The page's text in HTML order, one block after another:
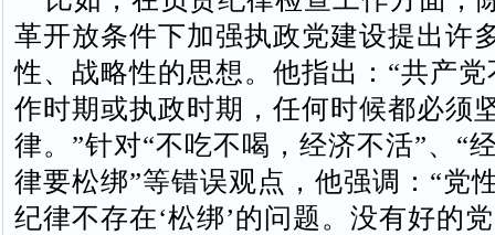
革开放条件下加强执政党建设提出许
性、战略性的思想。他指出：“共产
作时期或执政时期，任何时候都必须
律。”针对“不吃不喝，经济不活”、“
律要松绑”等错误观点，他强调：“党
纪律不存在‘松绑’的问题。没有好的